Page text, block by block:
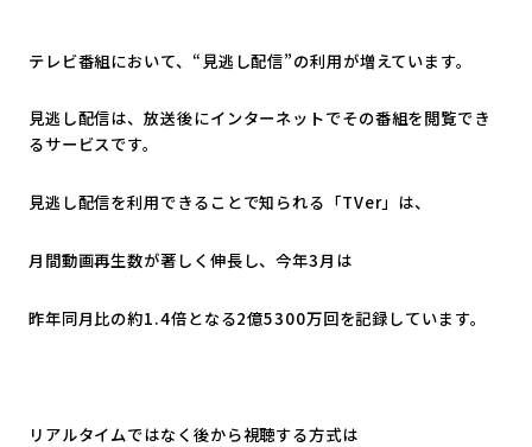
テレビ番組において、“見逃し配信”の利用が増えています。
見逃し配信は、放送後にインターネットでその番組を閲覧でき
るサービスです。
見逃し配信を利用できることで知られる「TVer」は、
月間動画再生数が著しく伸長し、今年3月は
昨年同月比の約1.4倍となる2億5300万回を記録しています。
リアルタイムではなく後から視聴する方式は